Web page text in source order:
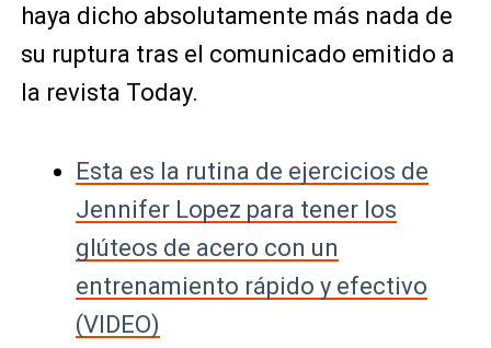
haya dicho absolutamente más nada de
su ruptura tras el comunicado emitido a
la revista Today.
Esta es la rutina de ejercicios de
Jennifer Lopez para tener los
glúteos de acero con un
entrenamiento rápido y efectivo
(VIDEO)